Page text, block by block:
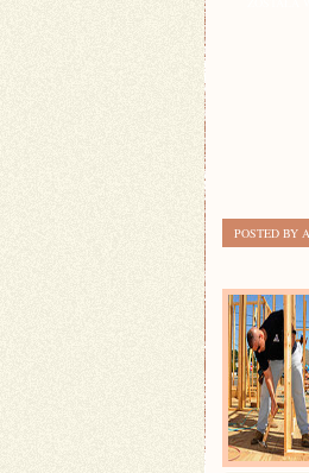
POSTED BY